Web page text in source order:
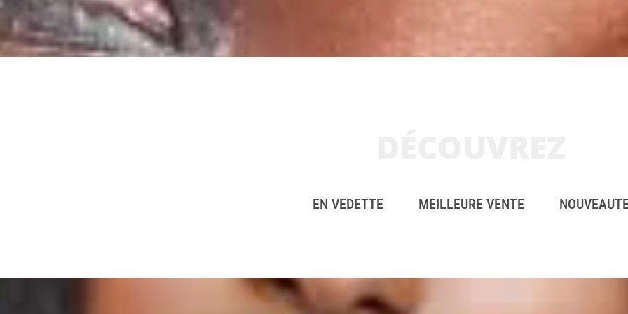
EN VEDETTE MEILLEURE VENTE